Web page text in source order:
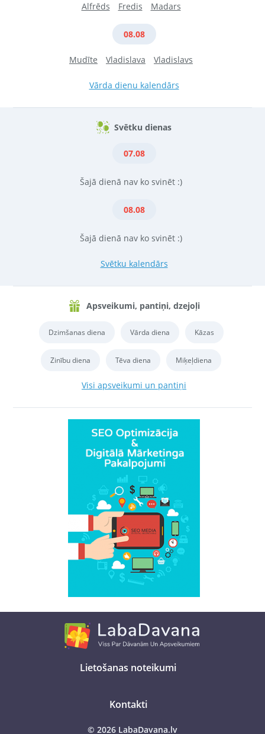
Alfrēds Fredis Madars
08.08
Mudīte Vladislava Vladislavs
Vārda dienu kalendārs
Svētku dienas
07.08
Šajā dienā nav ko svinēt :)
08.08
Šajā dienā nav ko svinēt :)
Svētku kalendārs
Apsveikumi, pantiņi, dzejoļi
Dzimšanas diena Vārda diena Kāzas
Zinību diena Tēva diena Miķeļdiena
Visi apsveikumi un pantiņi
Lietošanas noteikumi
Kontakti
© 2026 LabaDavana.lv